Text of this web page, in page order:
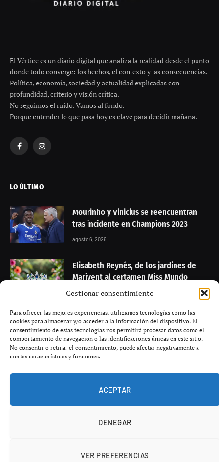
Gestionar consentimiento
Para ofrecer las mejores experiencias, utilizamos tecnologías como las
cookies para almacenar y/o acceder a la información del dispositivo. El
consentimiento de estas tecnologías nos permitirá procesar datos como el
comportamiento de navegación o las identificaciones únicas en este sitio.
No consentir o retirar el consentimiento, puede afectar negativamente a
ciertas características y funciones.
ACEPTAR
DENEGAR
VER PREFERENCIAS
Añádenos en Google
El Gobierno de Castilla-La Manchaha anunciado que el
Tribunal de Cuentasha emitido unaopinión favorable
sobre laCuenta General del ejercicio 2022
13 750 millones de euros.
Durante su comparecencia en lasCortes regionales
consejero de Hacienda, Administraciones Públicas y
defendió que las cuentas reflejan una“imagen fiel” de
la situación financierade la comunidad.
Según el Ejecutivo presidido por
el informe del órgano fiscalizador confirma que la
gestión presupuestaria y contable se ajustó a la legalidad
vigente y a los plazos establecidos por la Ley de